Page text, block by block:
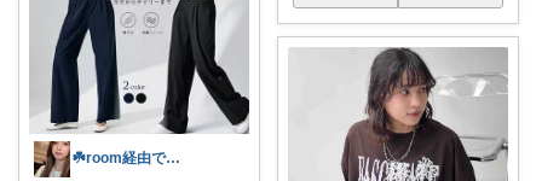
☘️room経由で散財してます♪